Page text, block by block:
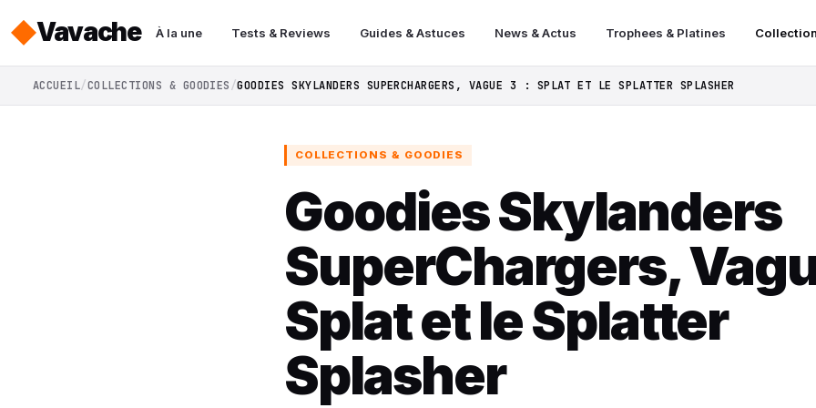
Vavache À la une Tests & Reviews Guides & Astuces News & Actus Trophees & Platines
ACCUEIL COLLECTIONS & GOODIES GOODIES SKYLANDERS SUPERCHARGERS, VAGUE 3 : SPLAT ET LE SPLATTER SPLASHER
COLLECTIONS & GOODIES
Goodies Skylanders
SuperChargers,
Splat et le Splatter
Splasher